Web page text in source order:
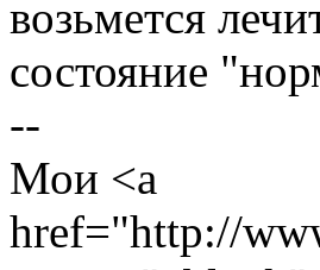
возьмется
состояние
--
Мои <a
href="http://